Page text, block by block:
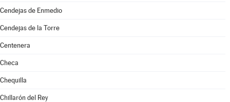
Cendejas de Enmedio
Cendejas de la Torre
Centenera
Checa
Chequilla
Chillarón del Rey